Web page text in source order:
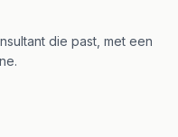
die past, met een